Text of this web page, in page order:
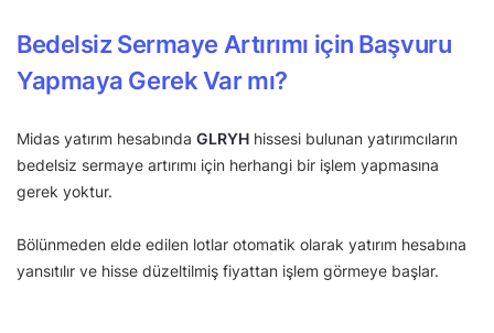
Bedelsiz Sermaye Artırımı için Başvuru
Yapmaya Gerek Var mı?
Midas yatırım hesabında GLRYH hissesi bulunan yatırımcıların
bedelsiz sermaye artırımı için herhangi bir işlem yapmasına
gerek yoktur.
Bölünmeden elde edilen lotlar otomatik olarak yatırım hesabına
yansıtılır ve hisse düzeltilmiş fiyattan işlem görmeye başlar.